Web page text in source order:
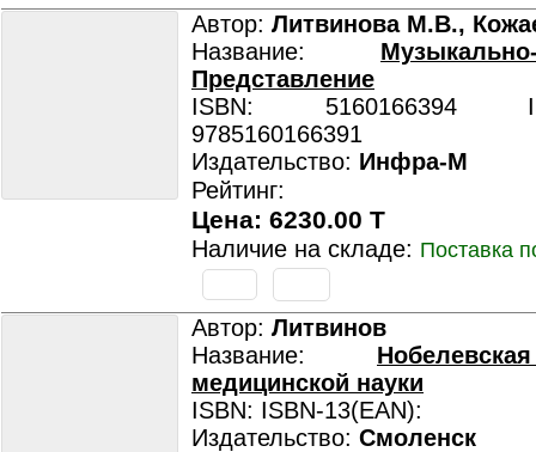
Автор: Литвинова М.В.,
Название:
Представление
ISBN: 5160166394
9785160166391
Издательство: Инфра-М
Рейтинг:
Цена: 6230.00 T
Наличие на складе: Поставка
Автор: Литвинов
Название:
медицинской науки
ISBN: ISBN-13(EAN):
Издательство: Смоленск